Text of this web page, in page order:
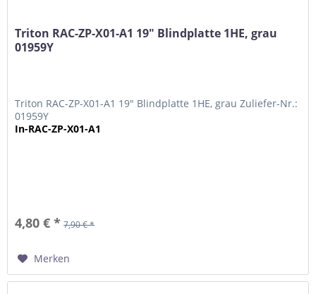
Triton RAC-ZP-X01-A1 19" Blindplatte 1HE, grau
01959Y
Triton RAC-ZP-X01-A1 19" Blindplatte 1HE, grau Zuliefer-Nr.:
01959Y
In-RAC-ZP-X01-A1
4,80 € * 7,90 € *
Merken